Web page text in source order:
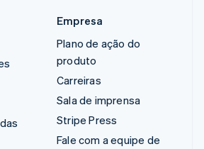
Empresa
Plano de ação do
produto
Carreiras
Sala de imprensa
Stripe Press
Fale com a equipe de